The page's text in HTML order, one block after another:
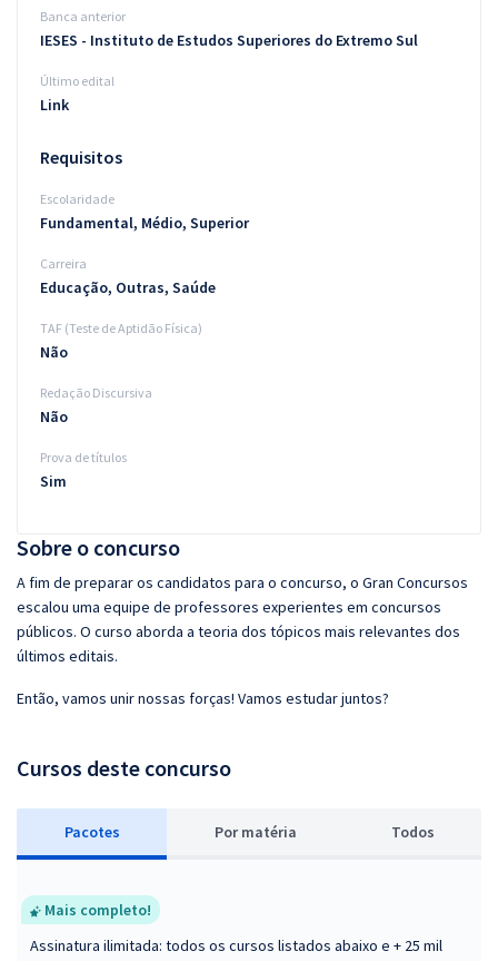
Aprovados
Atendimento
Sobre o concurso
A fim de preparar os candidatos para o concurso, o Gran Concursos
escalou uma equipe de professores experientes em concursos
públicos. O curso aborda a teoria dos tópicos mais relevantes dos
últimos editais.
Então, vamos unir nossas forças! Vamos estudar juntos?
Cursos deste concurso
Pacotes Por matéria Todos
Mais completo!
Assinatura ilimitada: todos os cursos listados abaixo e + 25 mil
Banca anterior
IESES - Instituto de Estudos Superiores do Extremo Sul
Último edital
Link
Requisitos
Escolaridade
Fundamental, Médio, Superior
Carreira
Educação, Outras, Saúde
TAF (Teste de Aptidão Física)
Não
Redação Discursiva
Não
Prova de títulos
Sim